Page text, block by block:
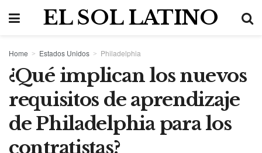
EL SOL LATINO
Home Estados Unidos Philadelphia
¿Qué implican los nuevos
requisitos de aprendizaje
de Philadelphia para los
contratistas?